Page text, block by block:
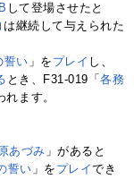
して登場させたと
は継続して与えられた
誓い 」を プレイ し、
とき、F31-019「各務
れます。
あづみ 」があると
誓い 」を プレイでき